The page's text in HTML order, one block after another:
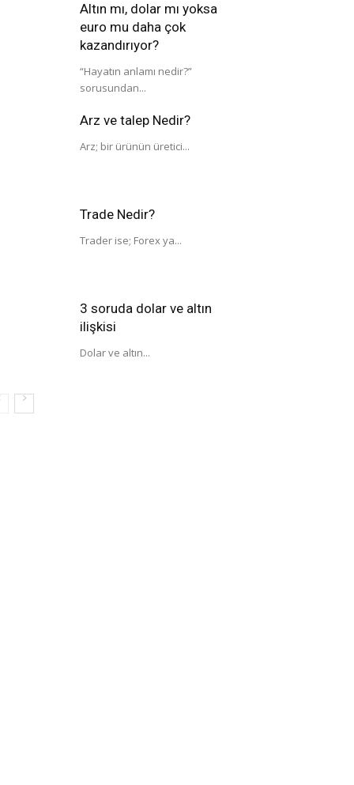
Altın mı, dolar mı yoksa
euro mu daha çok
kazandırıyor?
“Hayatın anlamı nedir?”
sorusundan...
Arz ve talep Nedir?
Arz; bir ürünün üretici...
Trade Nedir?
Trader ise; Forex ya...
3 soruda dolar ve altın
ilişkisi
Dolar ve altın...